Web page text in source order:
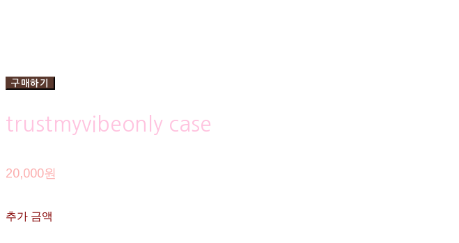
구매하기
trustmyvibeonly case
20,000원
추가 금액